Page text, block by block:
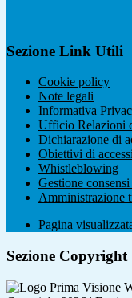
Sezione Link Utili
Cookie policy
Note legali
Informativa
Ufficio Relazioni
Dichiarazione di
Obiettivi di
Whistleblowing
Gestione
Amministrazione
Pagina
Sezione Copyright